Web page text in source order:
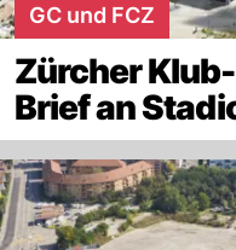
GC und FCZ
Zürcher
Brief an